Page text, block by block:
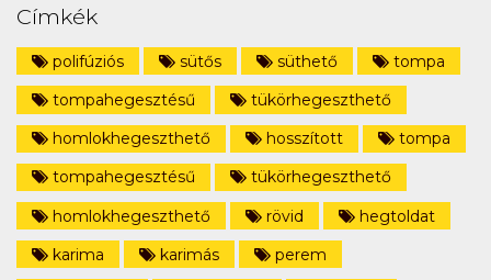
Címkék
polifúziós sütős süthető
tompa
tompahegesztésű
tükörhegeszthető
homlokhegeszthető
hosszított
tompa
tompahegesztésű
tükörhegeszthető
homlokhegeszthető
rövid
hegtoldat
karima
karimás
perem